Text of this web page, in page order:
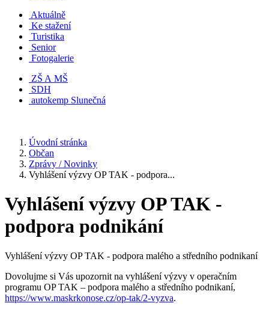
Aktuálně
Ke stažení
Turistika
Senior
Fotogalerie
ZŠ A MŠ
SDH
autokemp Slunečná
Úvodní stránka
Občan
Zprávy / Novinky
Vyhlášení výzvy OP TAK - podpora...
Vyhlášení výzvy OP TAK -
podpora podnikání
Vyhlášení výzvy OP TAK - podpora malého a středního podnikaní
Dovolujme si Vás upozornit na vyhlášení výzvy v operačním
programu OP TAK – podpora malého a středního podnikaní,
https://www.maskrkonose.cz/op-tak/2-vyzva.